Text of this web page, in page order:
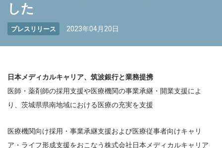
した
プレスリリース 2023年04月20日
日本メディカルキャリア、筑波銀行と業務提携
医師・薬剤師の採用支援や医療機関の事業承継・開業支援によ
り、茨城県県南地域における医療の充実を支援
医療機関向け採用・事業承継支援および医療従事者向けキャリ
ア・ライフ形成支援をおこなう株式会社日本メディカルキャリア